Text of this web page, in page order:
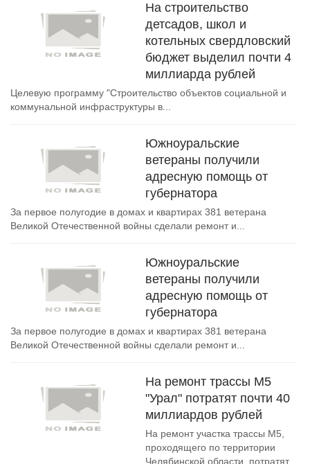
На строительство
детсадов, школ и
котельных свердловский
бюджет выделил почти 4
миллиарда рублей
Целевую программу "Строительство объектов социальной и
коммунальной инфраструктуры в...
Южноуральские
ветераны получили
адресную помощь от
губернатора
За первое полугодие в домах и квартирах 381 ветерана
Великой Отечественной войны сделали ремонт и...
Южноуральские
ветераны получили
адресную помощь от
губернатора
За первое полугодие в домах и квартирах 381 ветерана
Великой Отечественной войны сделали ремонт и...
На ремонт трассы М5
"Урал" потратят почти 40
миллиардов рублей
На ремонт участка трассы М5,
проходящего по территории
Челябинской области, потратят